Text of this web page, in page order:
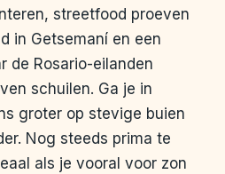
streetfood proeven
in Getsemaní en een
de Rosario-eilanden
schuilen. Ga je in
groter op stevige buien
Nog steeds prima te
als je vooral voor zon